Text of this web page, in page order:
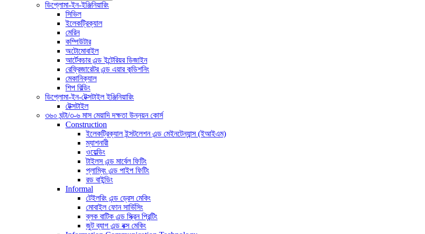
ডিপ্লোমা-ইন-ইঞ্জিনিয়ারিং
সিভিল
ইলেকট্রিক্যাল
মেরিন
কম্পিউটার
অটোমোবাইল
আর্টেকচার এন্ড ইন্টেরিয়র ডিজাইন
রেফ্রিজারেটর এন্ড এয়ার কন্ডিশনিং
মেকানিক্যাল
শিপ বিল্ডিং
ডিপ্লোমা-ইন-টেক্সটাইল ইঞ্জিনিয়ারিং
টেক্সটাইল
৩৬০ ঘন্টা/৩-৬ মাস মেয়াদি দক্ষতা উন্নয়ন কোর্স
Construction
ইলেকট্রিক্যাল ইন্সটলেশন এন্ড মেইনটেন্যান্স (ইআইএম)
ম্যাশনারী
ওয়েল্ডিং
টাইলস এন্ড মার্বেল ফিটিং
প্লাম্বিং এন্ড পাইপ ফিটিং
রড বাইন্ডিং
Informal
টেইলরিং এন্ড ড্রেস মেকিং
মোবাইল ফোন সার্ভিসিং
ব্লক বাটিক এন্ড স্ক্রিন প্রিন্টিং
জুট ব্যাগ এন্ড বক্স মেকিং